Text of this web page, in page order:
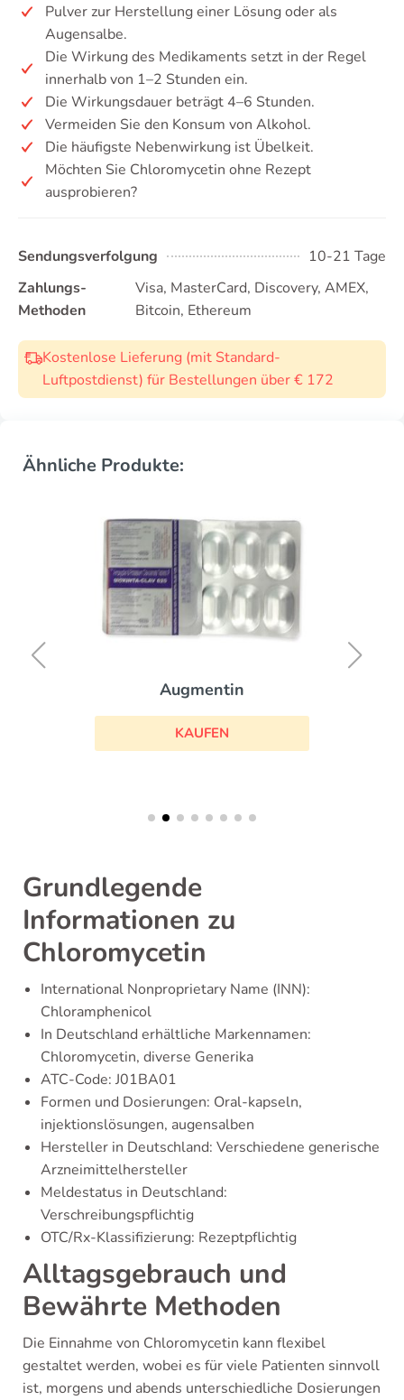
Pulver zur Herstellung einer Lösung oder als
Augensalbe.
Die Wirkung des Medikaments setzt in der Regel
innerhalb von 1–2 Stunden ein.
Die Wirkungsdauer beträgt 4–6 Stunden.
Vermeiden Sie den Konsum von Alkohol.
Die häufigste Nebenwirkung ist Übelkeit.
Möchten Sie Chloromycetin ohne Rezept
ausprobieren?
Sendungsverfolgung
10-21 Tage
Zahlungs-
Methoden
Visa, MasterCard, Discovery, AMEX,
Bitcoin, Ethereum
Kostenlose Lieferung (mit Standard-
Luftpostdienst) für Bestellungen über € 172
Ähnliche Produkte:
Augmentin
KAUFEN
Grundlegende
Informationen zu
Chloromycetin
International Nonproprietary Name (INN):
Chloramphenicol
In Deutschland erhältliche Markennamen:
Chloromycetin, diverse Generika
ATC-Code: J01BA01
Formen und Dosierungen: Oral-kapseln,
injektionslösungen, augensalben
Hersteller in Deutschland: Verschiedene generische
Arzneimittelhersteller
Meldestatus in Deutschland:
Verschreibungspflichtig
OTC/Rx-Klassifizierung: Rezeptpflichtig
Alltagsgebrauch und
Bewährte Methoden
Die Einnahme von Chloromycetin kann flexibel
gestaltet werden, wobei es für viele Patienten sinnvoll
ist, morgens und abends unterschiedliche Dosierungen